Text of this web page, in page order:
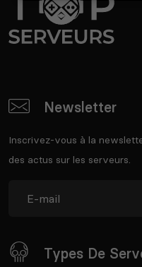
Newsletter
Inscrivez-vous à la
des actus sur les serveurs.
Types De